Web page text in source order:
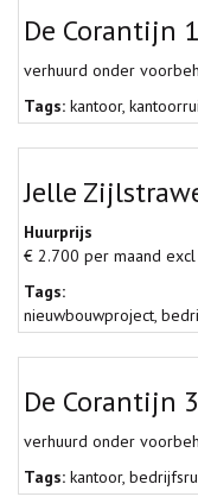
De Corantijn
verhuurd onder
Tags: kantoor,
Jelle
Huurprijs
€ 2.700 per maand
Tags:
nieuwbouwproject,
De Corantijn
verhuurd onder
Tags: kantoor,